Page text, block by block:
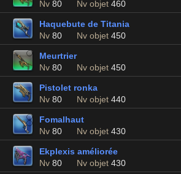
Nv 80 Nv objet 460
Haquebute de Titania
Nv 80 Nv objet 450
Meurtrier
Nv 80 Nv objet 450
Pistolet ronka
Nv 80 Nv objet 440
Fomalhaut
Nv 80 Nv objet 430
Ekplexis améliorée
Nv 80 Nv objet 430